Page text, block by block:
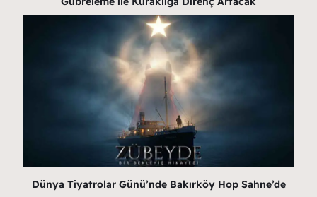
Dünya Tiyatrolar Günü’nde Bakırköy Hop Sahne’de